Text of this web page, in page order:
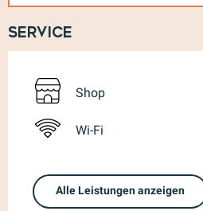
Service
Shop
Wi-Fi
Alle Leistungen anzeigen